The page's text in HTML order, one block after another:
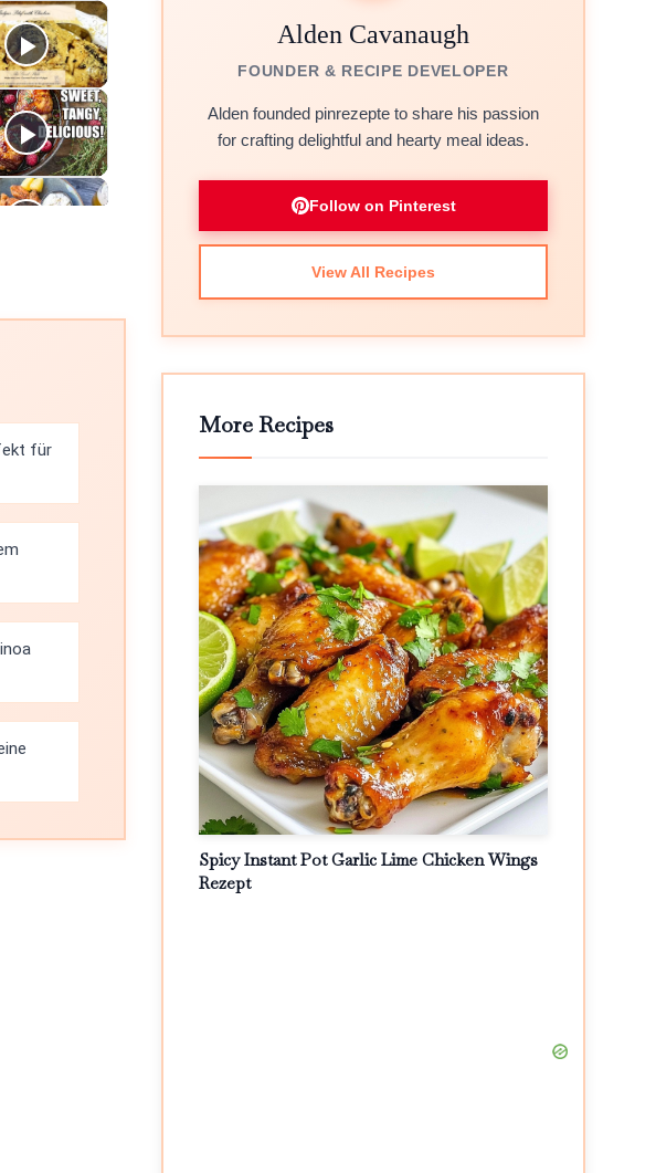
für
Alden Cavanaugh
FOUNDER & RECIPE DEVELOPER
Alden founded pinrezepte to share his passion
for crafting delightful and hearty meal ideas.
Follow on Pinterest
View All Recipes
More Recipes
Spicy Instant Pot Garlic Lime Chicken Wings
Rezept